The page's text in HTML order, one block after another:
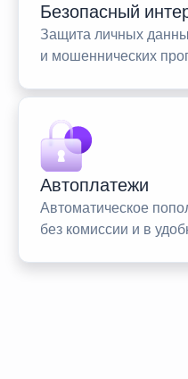
Безопасный
Защита личных
и мошеннических
Автоплатежи
Автоматическое
без комиссии и в